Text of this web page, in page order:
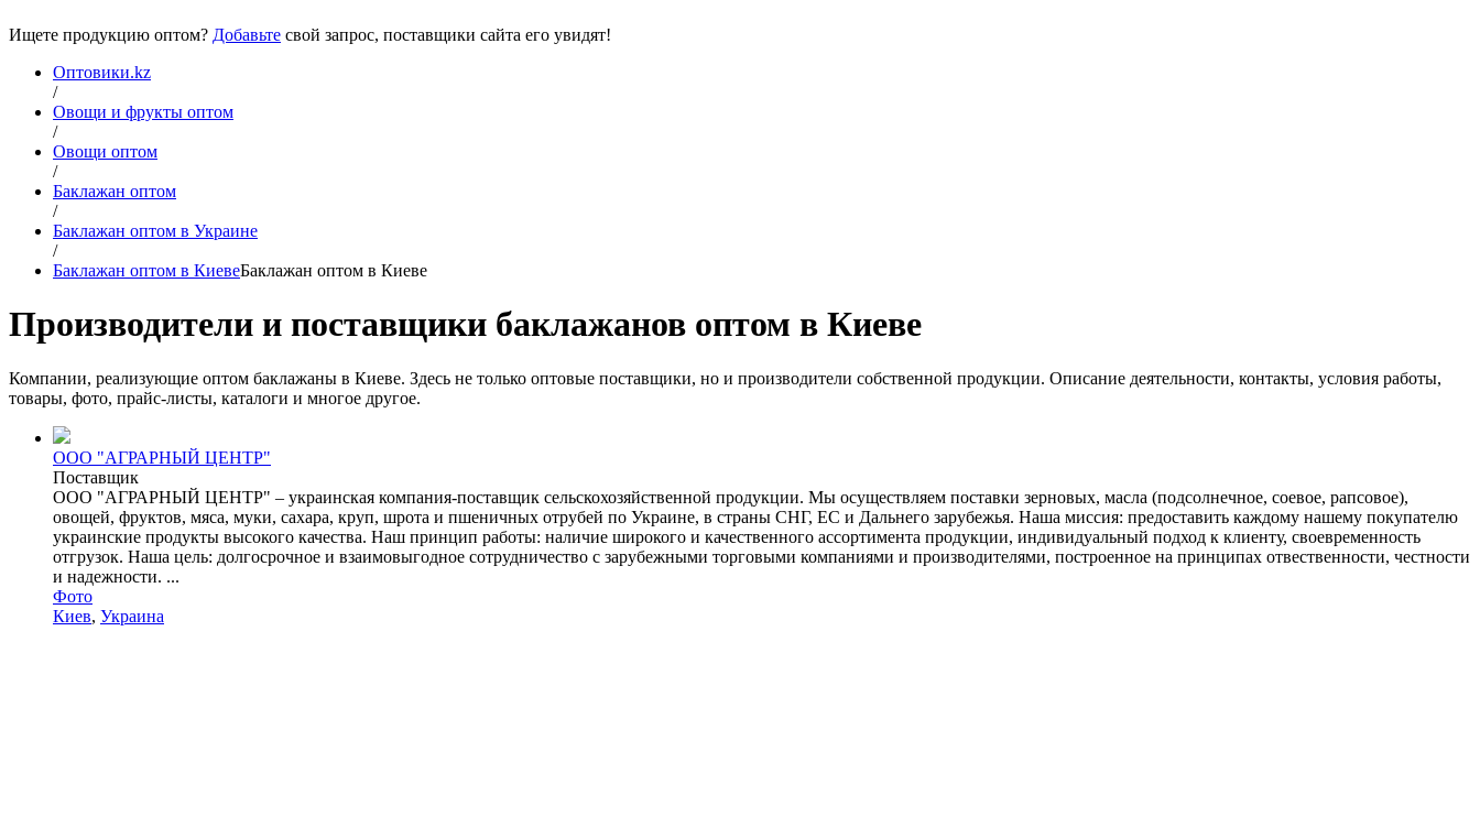
Ищете продукцию оптом? Добавьте свой запрос, поставщики сайта его увидят!
Оптовики.kz
/
Овощи и фрукты оптом
/
Овощи оптом
/
Баклажан оптом
/
Баклажан оптом в Украине
/
Баклажан оптом в КиевеБаклажан оптом в Киеве
Производители и поставщики баклажанов оптом в Киеве
Компании, реализующие оптом баклажаны в Киеве. Здесь не только оптовые поставщики, но и производители собственной продукции. Описание деятельности, контакты, условия работы,
товары, фото, прайс-листы, каталоги и многое другое.
ООО "АГРАРНЫЙ ЦЕНТР"
Поставщик
ООО "АГРАРНЫЙ ЦЕНТР" – украинская компания-поставщик сельскохозяйственной продукции. Мы осуществляем поставки зерновых, масла (подсолнечное, соевое, рапсовое),
овощей, фруктов, мяса, муки, сахара, круп, шрота и пшеничных отрубей по Украине, в страны СНГ, ЕС и Дальнего зарубежья. Наша миссия: предоставить каждому нашему покупателю
украинские продукты высокого качества. Наш принцип работы: наличие широкого и качественного ассортимента продукции, индивидуальный подход к клиенту, своевременность
отгрузок. Наша цель: долгосрочное и взаимовыгодное сотрудничество с зарубежными торговыми компаниями и производителями, построенное на принципах отвественности, честности
и надежности. ...
Фото
Киев, Украина